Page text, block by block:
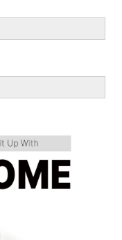
料無料は適用されま